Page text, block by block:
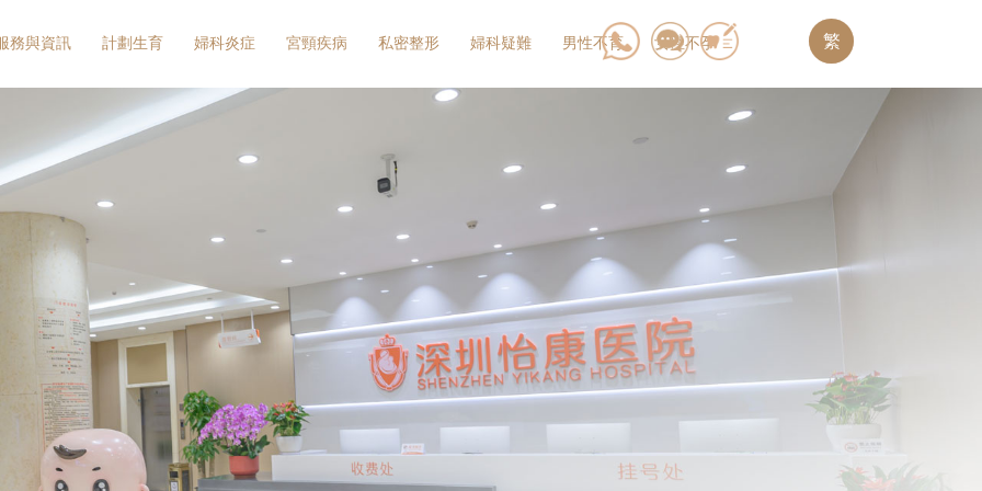
務與資訊 計劃生育 婦科炎症 宮頸疾病 私密整形 婦科疑難 男性不育 女性不孕 繁